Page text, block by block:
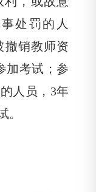
处罚的人
撤销教师资
加考试；参
人员， 3年
。